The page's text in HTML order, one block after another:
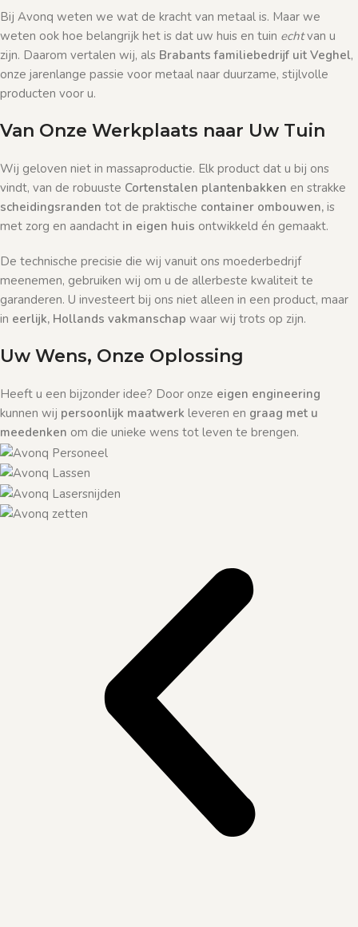
Bij Avonq weten we wat de kracht van metaal is. Maar we
weten ook hoe belangrijk het is dat uw huis en tuin echtvan u
zijn. Daarom vertalen wij, als Brabants familiebedrijf uit Veghel,
onze jarenlange passie voor metaal naar duurzame, stijlvolle
producten voor u.
Van Onze Werkplaats naar Uw Tuin
Wij geloven niet in massaproductie. Elk product dat u bij ons
vindt, van de robuuste Cortenstalen plantenbakken en strakke
scheidingsranden tot de praktische container ombouwen, is
met zorg en aandacht in eigen huis ontwikkeld én gemaakt.
De technische precisie die wij vanuit ons moederbedrijf
meenemen, gebruiken wij om u de allerbeste kwaliteit te
garanderen. U investeert bij ons niet alleen in een product, maar
in eerlijk, Hollands vakmanschap waar wij trots op zijn.
Uw Wens, Onze Oplossing
Heeft u een bijzonder idee? Door onze eigen engineering
kunnen wij persoonlijk maatwerk leveren en graag met u
meedenken om die unieke wens tot leven te brengen.